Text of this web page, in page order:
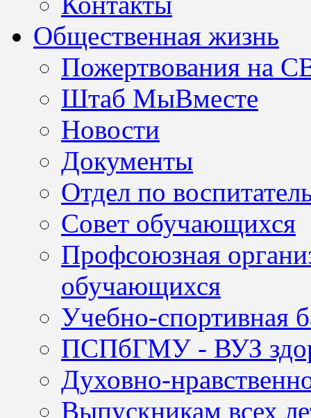
Общественная жизнь
Пожертвования на
Штаб МыВместе
Новости
Документы
Отдел по
Совет обучающихся
Профсоюзная
обучающихся
Учебно-спортивная
ПСПбГМУ - ВУЗ
Духовно-
Выпускникам всех